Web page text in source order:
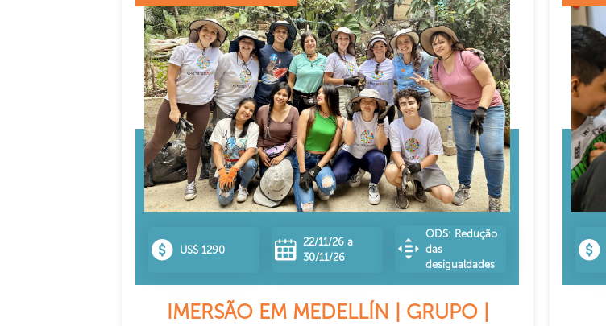
US$ 1290
22/11/26 a
30/11/26
ODS: Redução
das
desigualdades
IMERSÃO EM MEDELLÍN | GRUPO |